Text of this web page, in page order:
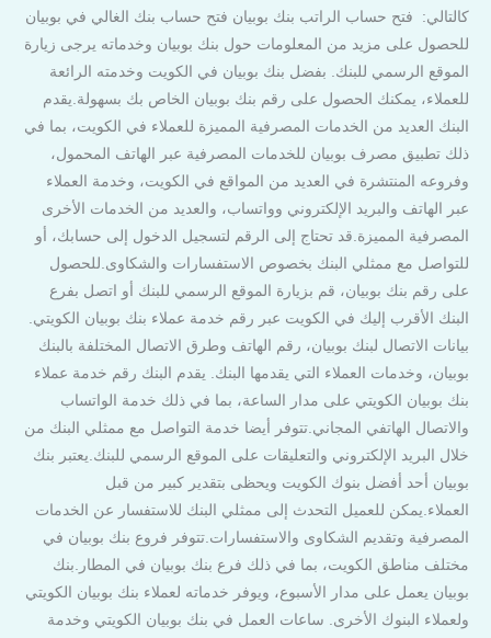
كالتالي: فتح حساب الراتب بنك بوبيان فتح حساب بنك الغالي في بوبيان
للحصول على مزيد من المعلومات حول بنك بوبيان وخدماته يرجى زيارة
الموقع الرسمي للبنك. بفضل بنك بوبيان في الكويت وخدمته الرائعة
للعملاء، يمكنك الحصول على رقم بنك بوبيان الخاص بك بسهولة.يقدم
البنك العديد من الخدمات المصرفية المميزة للعملاء في الكويت، بما في
ذلك تطبيق مصرف بوبيان للخدمات المصرفية عبر الهاتف المحمول،
وفروعه المنتشرة في العديد من المواقع في الكويت، وخدمة العملاء
عبر الهاتف والبريد الإلكتروني وواتساب، والعديد من الخدمات الأخرى
المصرفية المميزة.قد تحتاج إلى الرقم لتسجيل الدخول إلى حسابك، أو
للتواصل مع ممثلي البنك بخصوص الاستفسارات والشكاوى.للحصول
على رقم بنك بوبيان، قم بزيارة الموقع الرسمي للبنك أو اتصل بفرع
البنك الأقرب إليك في الكويت عبر رقم خدمة عملاء بنك بوبيان الكويتي.
بيانات الاتصال لبنك بوبيان، رقم الهاتف وطرق الاتصال المختلفة بالبنك
بوبيان، وخدمات العملاء التي يقدمها البنك. يقدم البنك رقم خدمة عملاء
بنك بوبيان الكويتي على مدار الساعة، بما في ذلك خدمة الواتساب
والاتصال الهاتفي المجاني.تتوفر أيضا خدمة التواصل مع ممثلي البنك من
خلال البريد الإلكتروني والتعليقات على الموقع الرسمي للبنك.يعتبر بنك
بوبيان أحد أفضل بنوك الكويت ويحظى بتقدير كبير من قبل
العملاء.يمكن للعميل التحدث إلى ممثلي البنك للاستفسار عن الخدمات
المصرفية وتقديم الشكاوى والاستفسارات.تتوفر فروع بنك بوبيان في
مختلف مناطق الكويت، بما في ذلك فرع بنك بوبيان في المطار.بنك
بوبيان يعمل على مدار الأسبوع، ويوفر خدماته لعملاء بنك بوبيان الكويتي
ولعملاء البنوك الأخرى. ساعات العمل في بنك بوبيان الكويتي وخدمة